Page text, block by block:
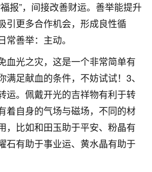
报”，间接改善财运。善举能提升
引更多合作机会，形成良性循
善举：主动。
血光之灾，这是一个非常简单有
满足献血的条件，不妨试试！3、
运。佩戴开光的吉祥物有利于转
着自身的气场与磁场，不同的材
，比如和田玉助于平安、粉晶有
石有助于事业运、黄水晶有助于
也想要！
法事？我想给我奶奶做超度，她今年
：我母亲前年离世，刚开始我经常
，后来也是朋友介绍，找到慧来老
超度法事，做梦再也没有梦到过